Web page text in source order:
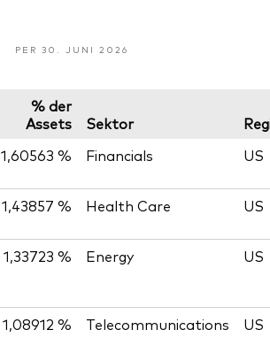
PER 30. JUNI 2026
% der
Assets
Sektor
1,60563 % Financials US
1,43857 % Health Care US
1,33723 % Energy US
1,08912 % Telecommunications US